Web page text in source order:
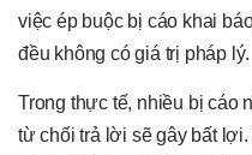
việc ép buộc bị cáo khai
đều không có giá trị pháp lý.
Trong thực tế, nhiều bị cáo
từ chối trả lời sẽ gây bất